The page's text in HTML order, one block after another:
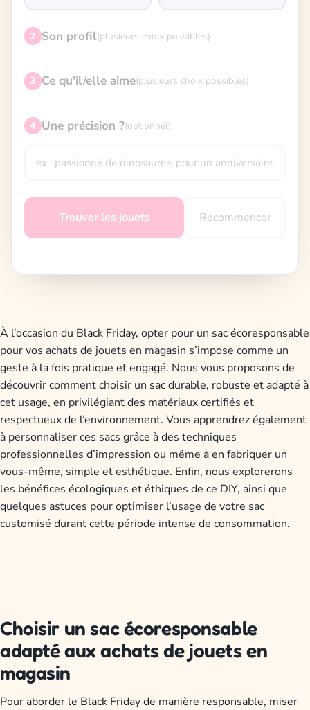
2 Son profil(plusieurs choix possibles)
3 Ce qu'il/elle aime(plusieurs choix possibles)
4 Une précision ?(optionnel)
Trouver les jouets Recommencer
À l’occasion du Black Friday, opter pour un sac écoresponsable
pour vos achats de jouets en magasin s’impose comme un
geste à la fois pratique et engagé. Nous vous proposons de
découvrir comment choisir un sac durable, robuste et adapté à
cet usage, en privilégiant des matériaux certifiés et
respectueux de l’environnement. Vous apprendrez également
à personnaliser ces sacs grâce à des techniques
professionnelles d’impression ou même à en fabriquer un
vous-même, simple et esthétique. Enfin, nous explorerons
les bénéfices écologiques et éthiques de ce DIY, ainsi que
quelques astuces pour optimiser l’usage de votre sac
customisé durant cette période intense de consommation.
Choisir un sac écoresponsable
adapté aux achats de jouets en
magasin
Pour aborder le Black Friday de manière responsable, miser